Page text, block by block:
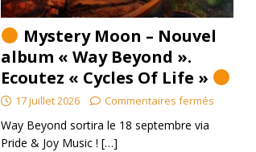
Mystery Moon – Nouvel
album « Way Beyond ».
Ecoutez « Cycles Of Life »
17 juillet 2026 Commentaires fermés
Way Beyond sortira le 18 septembre via
Pride & Joy Music ! […]